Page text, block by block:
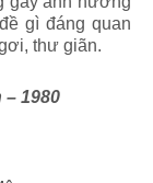
gì đáng quan
thư giãn.
– 1980